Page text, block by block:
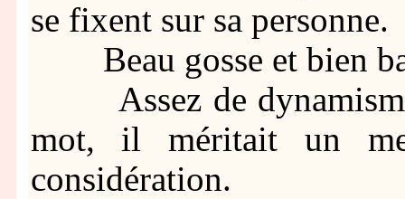
se fixent sur sa personne.
Beau gosse et bien
Assez de
mot, il méritait un
considération.